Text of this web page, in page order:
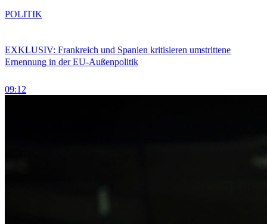
EXKLUSIV: Frankreich und Spanien kritisieren umstrittene
Ernennung in der EU-Außenpolitik
09:12
POLITIK